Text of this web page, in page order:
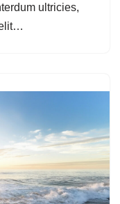
ultricies,